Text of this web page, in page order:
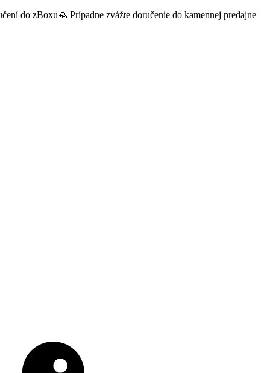
do zBoxu🙏 Prípadne zvážte doručenie do kamennej predajne